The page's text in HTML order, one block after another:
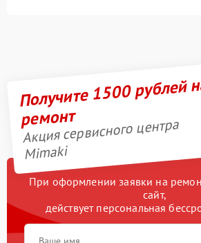
Получите 1500 рублей
ремонт
Акция сервисного центра
Mimaki
При оформлении заявки на
сайт,
действует персональная